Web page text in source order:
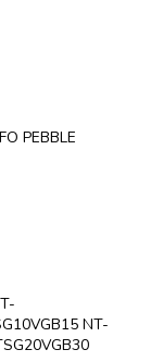
PEBBLE
NT-